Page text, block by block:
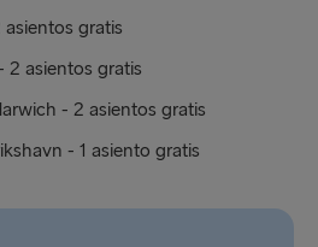
gratis
2 asientos gratis
- 2 asientos gratis
- 1 asiento gratis